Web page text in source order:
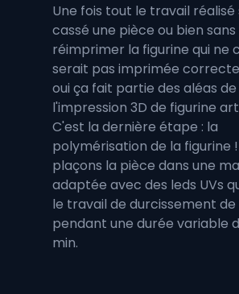
Une fois tout le travail réalisé
cassé une pièce ou bien
réimprimer la figurine qui ne
serait pas imprimée
oui ça fait partie des aléas de
l'impression 3D de figurine
C'est la dernière étape : la
polymérisation de la figurine !
plaçons la pièce dans une
adaptée avec des leds UVs
le travail de durcissement de
pendant une durée variable
min.